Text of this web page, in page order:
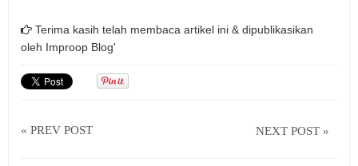
Terima kasih telah membaca artikel ini & dipublikasikan
oleh Improop Blog'
« PREV POST NEXT POST »